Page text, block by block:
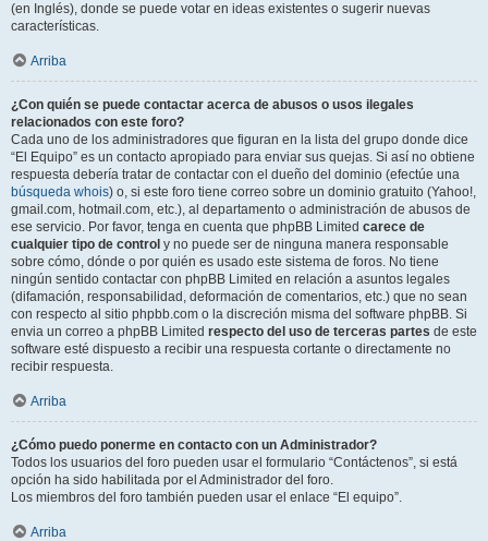
(en Inglés), donde se puede votar en ideas existentes o sugerir nuevas
características.
Arriba
¿Con quién se puede contactar acerca de abusos o usos ilegales
relacionados con este foro?
Cada uno de los administradores que figuran en la lista del grupo donde dice
“El Equipo” es un contacto apropiado para enviar sus quejas. Si así no obtiene
respuesta debería tratar de contactar con el dueño del dominio (efectúe una
búsqueda whois) o, si este foro tiene correo sobre un dominio gratuito (Yahoo!,
gmail.com, hotmail.com, etc.), al departamento o administración de abusos de
ese servicio. Por favor, tenga en cuenta que phpBB Limited carece de
cualquier tipo de control y no puede ser de ninguna manera responsable
sobre cómo, dónde o por quién es usado este sistema de foros. No tiene
ningún sentido contactar con phpBB Limited en relación a asuntos legales
(difamación, responsabilidad, deformación de comentarios, etc.) que no sean
con respecto al sitio phpbb.com o la discreción misma del software phpBB. Si
envia un correo a phpBB Limited respecto del uso de terceras partes de este
software esté dispuesto a recibir una respuesta cortante o directamente no
recibir respuesta.
Arriba
¿Cómo puedo ponerme en contacto con un Administrador?
Todos los usuarios del foro pueden usar el formulario “Contáctenos”, si está
opción ha sido habilitada por el Administrador del foro.
Los miembros del foro también pueden usar el enlace “El equipo”.
Arriba